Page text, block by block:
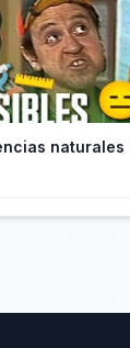
naturales